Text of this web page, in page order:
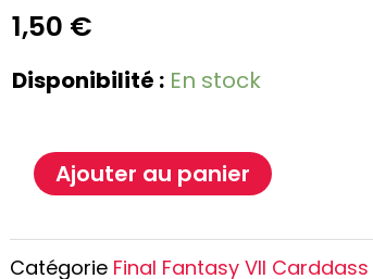
Haikyu!!
Promised Neverland
Overlord
1,50 €
Disponibilité : En stock
Ajouter au panier
Catégorie Final Fantasy VII